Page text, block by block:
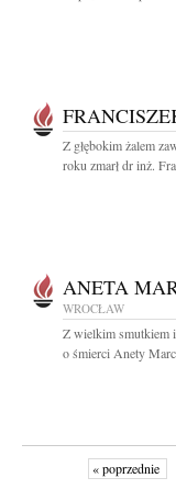
Z głębokim żalem
roku zmarł dr inż.
ANETA
WROCŁAW
Z wielkim smutkiem
o śmierci Anety
« poprzednie